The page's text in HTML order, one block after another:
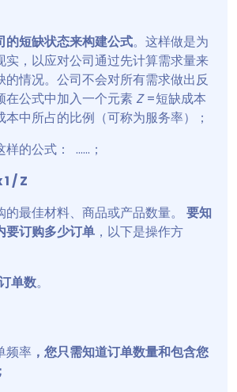
的短缺状态来构建公式。这样做是为
实，以应对公司通过先计算需求量来
的情况。公司不会对所有需求做出反
在公式中加入一个元素 Z=短缺成本
中所占的比例（可称为服务率）；
的公式： ......；
/ Z
最佳材料、商品或产品数量。 要知
要订购多少订单 ，以下是操作方
单数。
频率 ，您只需知道订单数量和包含您